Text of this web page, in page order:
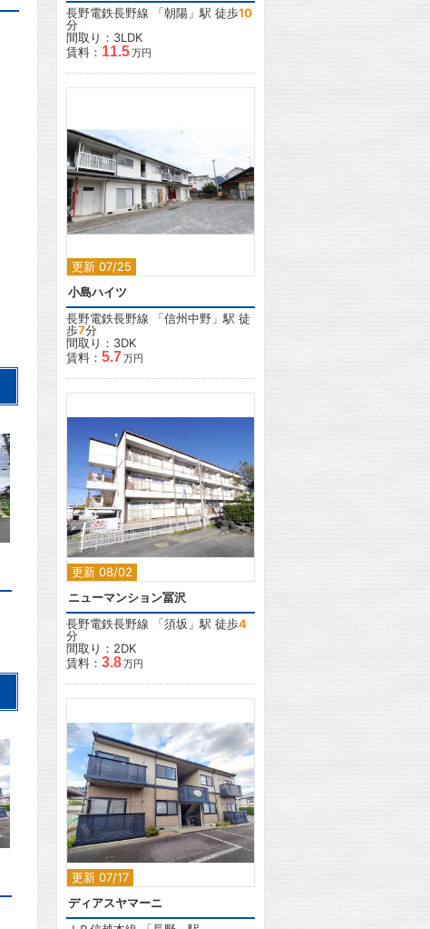
長野電鉄長野線 「朝陽 」駅 徒歩10
分
間取り：3LDK
賃料： 11.5万円
更新 07/25
2
小島ハイツ
長野電鉄長野線 「信州中野 」駅 徒
歩7分
間取り：3DK
賃料： 5.7万円
更新 08/02
2
ニューマンション冨沢
長野電鉄長野線 「須坂 」駅 徒歩4
分
間取り：2DK
賃料： 3.8万円
更新 07/17
ディアスヤマーニ